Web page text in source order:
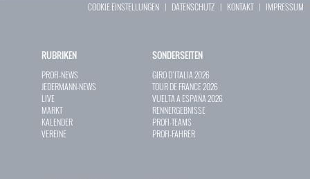
COOKIE EINSTELLUNGEN | DATENSCHUTZ | KONTAKT| IMPRESSUM
RUBRIKEN
PROFI-NEWS
JEDERMANN-NEWS
LIVE
MARKT
KALENDER
VEREINE
SONDERSEITEN
GIRO D`ITALIA 2026
TOUR DE FRANCE 2026
VUELTA A ESPAÑA 2026
RENNERGEBNISSE
PROFI-TEAMS
PROFI-FAHRER